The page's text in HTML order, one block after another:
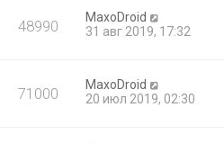
48990
MaxoDroid
31 авг 2019, 17:32
71000
MaxoDroid
20 июл 2019, 02:30